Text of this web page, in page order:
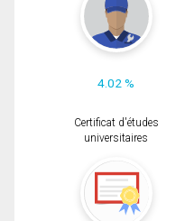
4.02 %
Certificat d'études
universitaires